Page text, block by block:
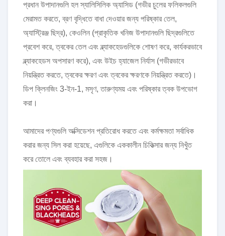
প্রধান উপাদানগুলি হল স্যালিসিলিক অ্যাসিড (গভীর চুলের ফলিকলগুলি
মেরামত করতে, ব্রণ বৃদ্ধিতে বাধা দেওয়ার জন্য পরিষ্কার তেল,
অ্যাস্ট্রিঞ্জ ছিদ্র), কেওলিন (প্রাকৃতিক খনিজ উপাদানগুলি ছিদ্রগুলিতে
প্রবেশ করে, ত্বকের তেল এবং ব্ল্যাকহেডগুলিকে শোষণ করে, কার্যকরভাবে
ব্ল্যাকহেডস অপসারণ করে), এবং উইচ হ্যাজেল নির্যাস (গভীরভাবে
নিয়ন্ত্রিত করতে, ত্বকের ক্ষরণ এবং ত্বকের ক্ষরণকে নিয়ন্ত্রিত করতে)।
ডিপ ক্লিনজিং 3-ইন-1, মসৃণ, তারুণ্যময় এবং পরিষ্কার ত্বক উপভোগ
করা।
আমাদের পণ্যগুলি অক্সিডেশন প্রতিরোধ করতে এবং কর্মক্ষমতা সর্বাধিক
করার জন্য সিল করা হয়েছে, এগুলিকে এককালীন চিকিত্সার জন্য নিখুঁত
করে তোলে এবং ব্যবহার করা সহজ।